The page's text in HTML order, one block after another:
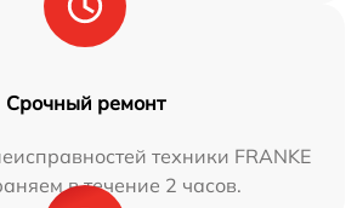
Срочный ремонт
техники FRANKE
в течение 2 часов.